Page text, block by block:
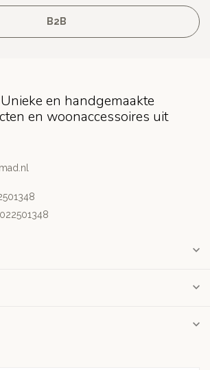
B2B
en handgemaakte
en woonaccessoires uit